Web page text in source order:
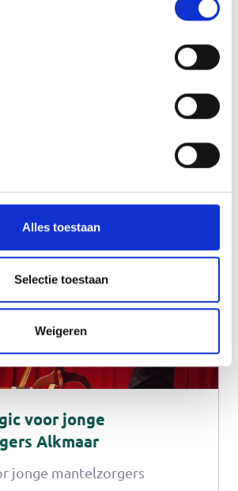
Alles toestaan
Selectie toestaan
Weigeren
voor jonge
weet je zeker dat je een
hebt. Je kunt er vanalles
tot VR games. Het
voor jonge
Alkmaar
jonge mantelzorgers